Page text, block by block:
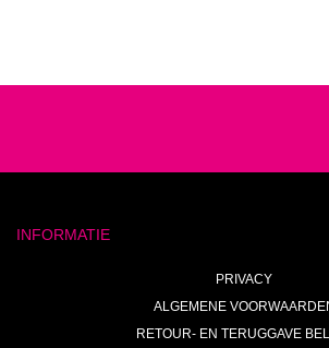
INFORMATIE
PRIVACY
ALGEMENE
RETOUR- EN TERUGGAVE